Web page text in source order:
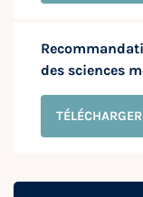
des sciences
TÉLÉCHARGER